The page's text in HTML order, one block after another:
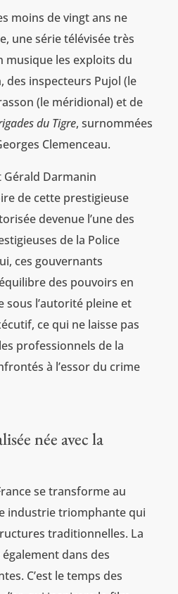
moins de vingt ans ne
une série télévisée très
musique les exploits du
des inspecteurs Pujol (le
(le méridional) et de
du Tigre, surnommées
Clemenceau.
Darmanin
de cette prestigieuse
devenue l’une des
de la Police
ces gouvernants
des pouvoirs en
sous l’autorité pleine et
ce qui ne laisse pas
professionnels de la
à l’essor du crime
née avec la
se transforme au
industrie triomphante qui
traditionnelles. La
dans des
C’est le temps des